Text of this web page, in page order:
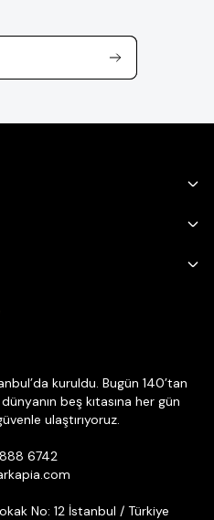
kuruldu. Bugün 140’tan
beş kıtasına her gün
ulaştırıyoruz.
6742
No: 12 İstanbul / Türkiye